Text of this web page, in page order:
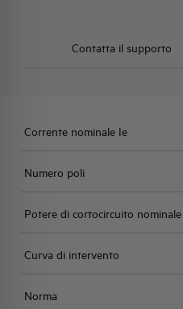
Contatta il supporto
Corrente nominale Ie
Numero poli
Potere di cortocircuito nominale
Curva di intervento
Norma